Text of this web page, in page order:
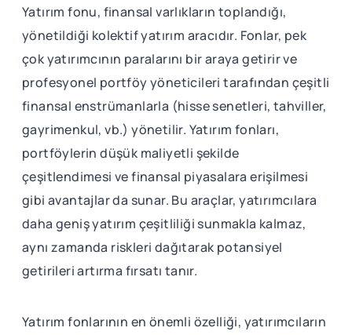
Yatırım fonu, finansal varlıkların toplandığı,
yönetildiği kolektif yatırım aracıdır. Fonlar, pek
çok yatırımcının paralarını bir araya getirir ve
profesyonel portföy yöneticileri tarafından çeşitli
finansal enstrümanlarla (hisse senetleri, tahviller,
gayrimenkul, vb.) yönetilir. Yatırım fonları,
portföylerin düşük maliyetli şekilde
çeşitlendimesi ve finansal piyasalara erişilmesi
gibi avantajlar da sunar. Bu araçlar, yatırımcılara
daha geniş yatırım çeşitliliği sunmakla kalmaz,
aynı zamanda riskleri dağıtarak potansiyel
getirileri artırma fırsatı tanır.
Yatırım fonlarının en önemli özelliği, yatırımcıların